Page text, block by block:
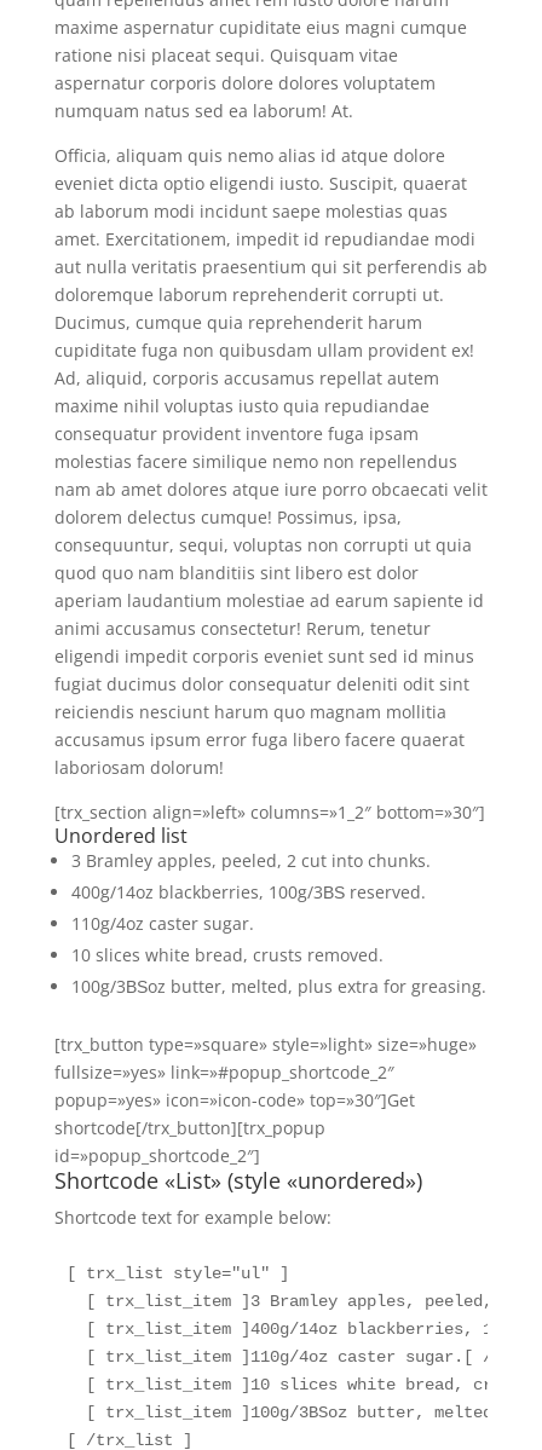
maxime aspernatur cupiditate eius magni cumque
ratione nisi placeat sequi. Quisquam vitae
aspernatur corporis dolore dolores voluptatem
numquam natus sed ea laborum! At.
Officia, aliquam quis nemo alias id atque dolore
eveniet dicta optio eligendi iusto. Suscipit, quaerat
ab laborum modi incidunt saepe molestias quas
amet. Exercitationem, impedit id repudiandae modi
aut nulla veritatis praesentium qui sit perferendis ab
doloremque laborum reprehenderit corrupti ut.
Ducimus, cumque quia reprehenderit harum
cupiditate fuga non quibusdam ullam provident ex!
Ad, aliquid, corporis accusamus repellat autem
maxime nihil voluptas iusto quia repudiandae
consequatur provident inventore fuga ipsam
molestias facere similique nemo non repellendus
nam ab amet dolores atque iure porro obcaecati velit
dolorem delectus cumque! Possimus, ipsa,
consequuntur, sequi, voluptas non corrupti ut quia
quod quo nam blanditiis sint libero est dolor
aperiam laudantium molestiae ad earum sapiente id
animi accusamus consectetur! Rerum, tenetur
eligendi impedit corporis eveniet sunt sed id minus
fugiat ducimus dolor consequatur deleniti odit sint
reiciendis nesciunt harum quo magnam mollitia
accusamus ipsum error fuga libero facere quaerat
laboriosam dolorum!
[trx_section align=»left» columns=»1_2″ bottom=»30″]
Unordered list
3 Bramley apples, peeled, 2 cut into chunks.
400g/14oz blackberries, 100g/3ВЅ reserved.
110g/4oz caster sugar.
10 slices white bread, crusts removed.
100g/3ВЅoz butter, melted, plus extra for greasing.
[trx_button type=»square» style=»light» size=»huge»
fullsize=»yes» link=»#popup_shortcode_2″
popup=»yes» icon=»icon-code» top=»30″]Get
shortcode[/trx_button][trx_popup
id=»popup_shortcode_2″]
Shortcode «List» (style «unordered»)
Shortcode text for example below:
[ trx_list style="ul" ]
[ trx_list_item ]3 Bramley apples, peeled, 2
[ trx_list_item ]400g/14oz blackberries,
[ trx_list_item ]110g/4oz caster sugar.[ /
[ trx_list_item ]10 slices white bread,
[ trx_list_item ]100g/3ВЅoz butter, melted,
[ /trx_list ]